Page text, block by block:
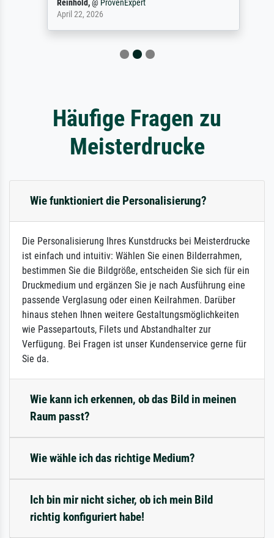
Reinhold,@ProvenExpert
April 22, 2026
Häufige Fragen zu
Meisterdrucke
Wie funktioniert die Personalisierung?
Die Personalisierung Ihres Kunstdrucks bei Meisterdrucke
ist einfach und intuitiv: Wählen Sie einen Bilderrahmen,
bestimmen Sie die Bildgröße, entscheiden Sie sich für ein
Druckmedium und ergänzen Sie je nach Ausführung eine
passende Verglasung oder einen Keilrahmen. Darüber
hinaus stehen Ihnen weitere Gestaltungsmöglichkeiten
wie Passepartouts, Filets und Abstandhalter zur
Verfügung. Bei Fragen ist unser Kundenservice gerne für
Sie da.
Wie kann ich erkennen, ob das Bild in meinen
Raum passt?
Wie wähle ich das richtige Medium?
Ich bin mir nicht sicher, ob ich mein Bild
richtig konfiguriert habe!